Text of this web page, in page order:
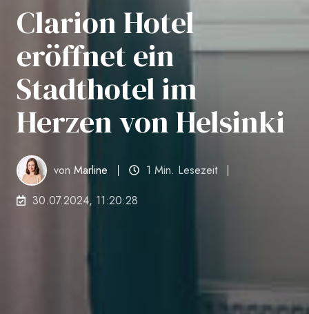
Clarion Hotel
eröffnet ein
Stadthotel im
Herzen von Helsinki
vonMarline
1 Min. Lesezeit
30.07.2024, 11:20:28